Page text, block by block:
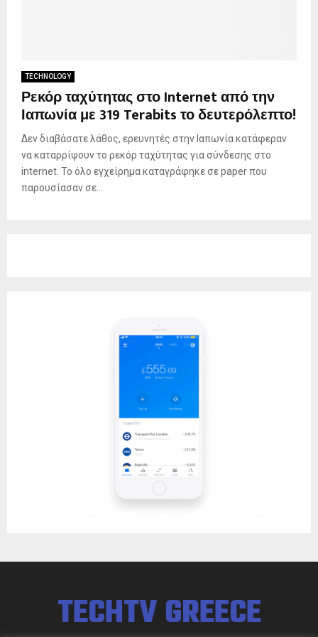
TECHNOLOGY
Ρεκόρ ταχύτητας στο Internet από την
Ιαπωνία με 319 Terabits το δευτερόλεπτο!
Δεν διαβάσατε λάθος, ερευνητές στην Ιαπωνία κατάφεραν
να καταρρίψουν το ρεκόρ ταχύτητας για σύνδεσης στο
internet. Το όλο εγχείρημα καταγράφηκε σε paper που
παρουσίασαν σε...
TECHTV GREECE